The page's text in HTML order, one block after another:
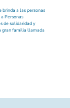
a las personas
Personas
de solidaridad y
gran familia llamada